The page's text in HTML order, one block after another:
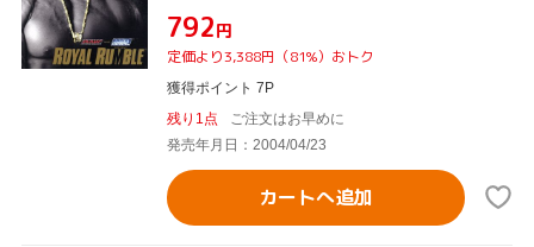
¥792円
定価より3,388円（81%）おトク
獲得ポイント 7P
残り1点
ご注文はお早めに
発売年月日：2004/04/23
カートへ追加